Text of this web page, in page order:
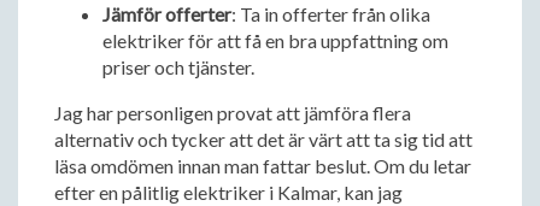
Jämför offerter: Ta in offerter från olika
elektriker för att få en bra uppfattning om
priser och tjänster.
Jag har personligen provat att jämföra flera
alternativ och tycker att det är värt att ta sig tid att
läsa omdömen innan man fattar beslut. Om du letar
efter en pålitlig elektriker i Kalmar, kan jag